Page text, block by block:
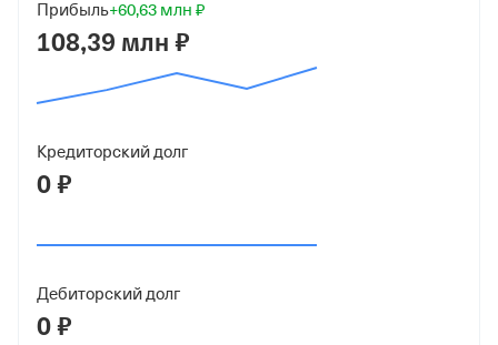
Юридический адрес
123112, гор. Москва, Наб Пресненская, д. 8, стр. 1, этаж
44 Пом 444м К 4
ИНН
7703477939
1197746416933
КПП
Прибыль+60,63 млн ₽
108,39 млн ₽
Кредиторский долг
0 ₽
Дебиторский долг
0 ₽